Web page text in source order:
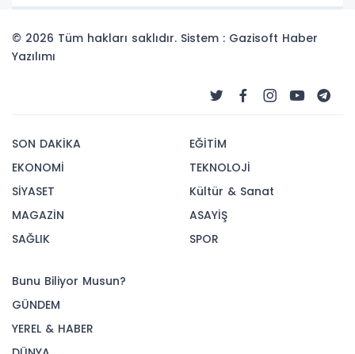
© 2026 Tüm hakları saklıdır. Sistem : Gazisoft Haber
Yazılımı
SON DAKİKA
EKONOMİ
SİYASET
MAGAZİN
SAĞLIK
EĞİTİM
TEKNOLOJİ
Kültür & Sanat
ASAYİŞ
SPOR
Bunu Biliyor Musun?
GÜNDEM
YEREL & HABER